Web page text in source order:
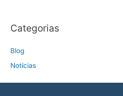
Categorias
Blog
Notícias